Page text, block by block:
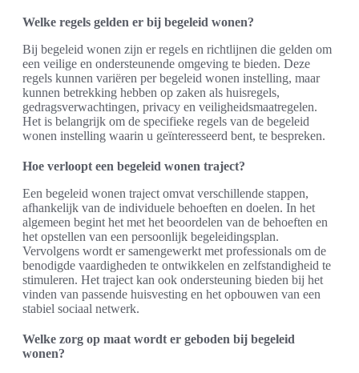
Welke regels gelden er bij begeleid wonen?
Bij begeleid wonen zijn er regels en richtlijnen die gelden om
een veilige en ondersteunende omgeving te bieden. Deze
regels kunnen variëren per begeleid wonen instelling, maar
kunnen betrekking hebben op zaken als huisregels,
gedragsverwachtingen, privacy en veiligheidsmaatregelen.
Het is belangrijk om de specifieke regels van de begeleid
wonen instelling waarin u geïnteresseerd bent, te bespreken.
Hoe verloopt een begeleid wonen traject?
Een begeleid wonen traject omvat verschillende stappen,
afhankelijk van de individuele behoeften en doelen. In het
algemeen begint het met het beoordelen van de behoeften en
het opstellen van een persoonlijk begeleidingsplan.
Vervolgens wordt er samengewerkt met professionals om de
benodigde vaardigheden te ontwikkelen en zelfstandigheid te
stimuleren. Het traject kan ook ondersteuning bieden bij het
vinden van passende huisvesting en het opbouwen van een
stabiel sociaal netwerk.
Welke zorg op maat wordt er geboden bij begeleid
wonen?